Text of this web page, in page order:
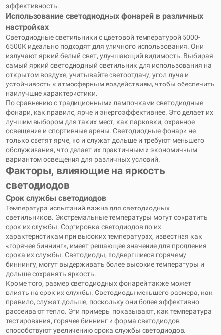
эффективность.
Использование светодиодных фонарей в различных
настройках
Светодиодные светильники с цветовой температурой 5000-
6500К идеально подходят для уличного использования. Они
излучают яркий белый свет, улучшающий видимость. Выбирая
самый яркий светодиодный светильник для использования на
открытом воздухе, учитывайте светоотдачу, угол луча и
устойчивость к атмосферным воздействиям, чтобы обеспечить
наилучшие характеристики.
По сравнению с традиционными лампочками светодиодные
фонари, как правило, ярче и энергоэффективнее. Это делает их
лучшим выбором для таких мест, как парковки, охранное
освещение и спортивные арены. Светодиодные фонари не
только светят ярче, но и служат дольше и требуют меньшего
обслуживания, что делает их практичным и экономичным
вариантом освещения для различных условий.
Факторы, влияющие на яркость
светодиодов
Срок службы светодиодов
Температура испытаний важна для светодиодных
светильников. Экстремальные температуры могут сократить
срок их службы. Сортировка светодиодов по их
характеристикам при высоких температурах, известная как
«горячее биннинг», имеет решающее значение для продления
срока их службы. Светодиоды, подвергшиеся горячему
биннингу, могут выдерживать более высокие температуры и
дольше сохранять яркость.
Кроме того, размер светодиодных фонарей также может
влиять на срок их службы. Светодиоды меньшего размера, как
правило, служат дольше, поскольку они более эффективно
рассеивают тепло. Эти примеры показывают, как температура
тестирования, горячее биннинг и форма светодиодов
способствуют увеличению срока службы светодиодов.